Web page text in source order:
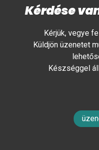
Kérdése
Kérjük, vegye
Küldjön üzenetet
Készséggel